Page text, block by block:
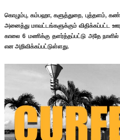
கொழும்பு, கம்பஹா, களுத்துறை, புத்தளம்,
அனைத்து மாவட்டங்களுக்கும் விதிக்கப்பட்ட
காலை 6 மணிக்கு தளர்த்தப்பட்டு அதே
என அறிவிக்கப்பட்டுள்ளது.